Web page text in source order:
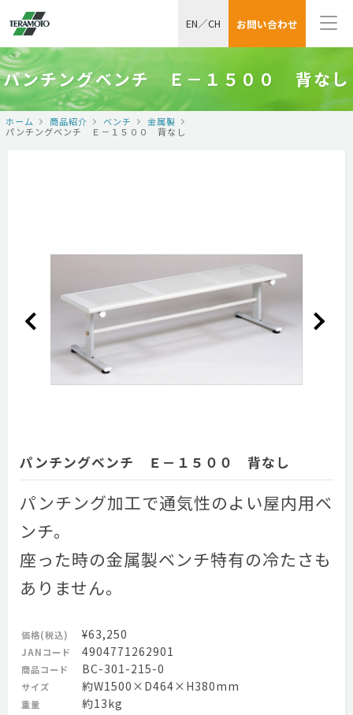
お問い合わせ
EN／CH
パンチングベンチ Ｅ－１５００ 背なし
ホーム 商品紹介 ベンチ
金属製
パンチングベンチ Ｅ－１５００ 背なし
パンチングベンチ Ｅ－１５００ 背なし
パンチング加工で通気性のよい屋内用ベ
ンチ。
座った時の金属製ベンチ特有の冷たさも
ありません。
価格(税込) ¥63,250
JANコード 4904771262901
商品コード BC-301-215-0
サイズ 約W1500×D464×H380mm
重量 約13kg